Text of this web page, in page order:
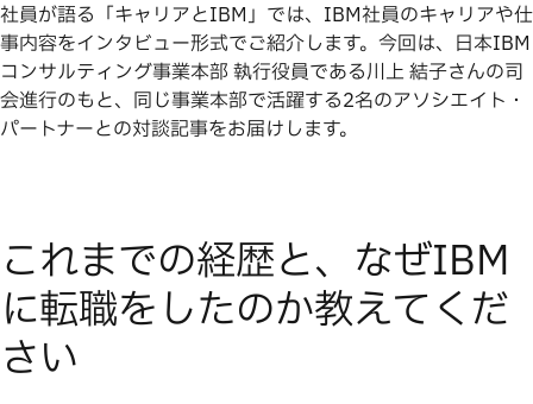
社員が語る「キャリアとIBM」では、IBM社員のキャリアや仕
事内容をインタビュー形式でご紹介します。今回は、日本IBM
コンサルティング事業本部 執行役員である川上 結子さんの司
会進行のもと、同じ事業本部で活躍する2名のアソシエイト・
パートナーとの対談記事をお届けします。
これまでの経歴と、なぜIBM
に転職をしたのか教えてくだ
さい